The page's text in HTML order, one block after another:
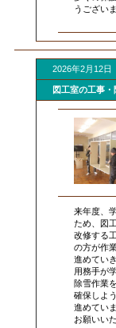
うござい
2026年2月12日
図工室の工事
来年度、
ため、図
改修する
の方が作
進めてい
用務手が
除雪作業
確保しよ
進めてい
お願いい